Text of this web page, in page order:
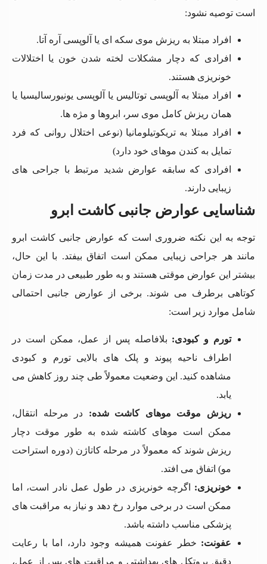
است توصیه نشود:
افراد مبتلا به ریزش موی سکه ای یا آلوپسی آره آتا.
افرادی که دچار مشکلات لخته شدن خون یا اختلالات
خونریزی هستند.
افراد مبتلا به آلوپسی توتالیس یا آلوپسی یونیورسالیسیا یا
همان ریزش کامل موی سر، ابروها و مژه ها.
افراد مبتلا به تریکوتیلومانیا (نوعی اختلال روانی که فرد
تمایل به کندن موهای خود دارد)
افرادی که سابقه عوارض شدید مرتبط با جراحی های
زیبایی دارند.
شناسایی عوارض جانبی کاشت ابرو
توجه به این نکته ضروری است که عوارض جانبی کاشت ابرو
مانند هر جراحی زیبایی ممکن است اتفاق بیفتد. با این حال،
بیشتر این عوارض موقتی هستند و به طور طبیعی در مدت زمان
کوتاهی برطرف می شوند. برخی از عوارض جانبی احتمالی
شامل موارد زیر است:
تورم و کبودی: بلافاصله پس از عمل، ممکن است در
اطراف ناحیه پیوند و پلک های بالایی تورم و کبودی
مشاهده کنید. این وضعیت معمولاً طی چند روز کاهش می
یابد.
ریزش موقت موهای کاشت شده: در مرحله انتقال،
ممکن است موهای کاشته شده به طور موقت دچار
ریزش شوند که معمولاً در مرحله کاتاژن (دوره استراحت
مو) اتفاق می افتد.
خونریزی:
اگرچه خونریزی در طول عمل نادر است، اما
ممکن است در برخی موارد رخ دهد و نیاز به مراقبت های
پزشکی مناسب داشته باشد.
عفونت: خطر عفونت همیشه وجود دارد، اما با رعایت
دقیق پروتکل های بهداشتی و مراقبت های پس از عمل،